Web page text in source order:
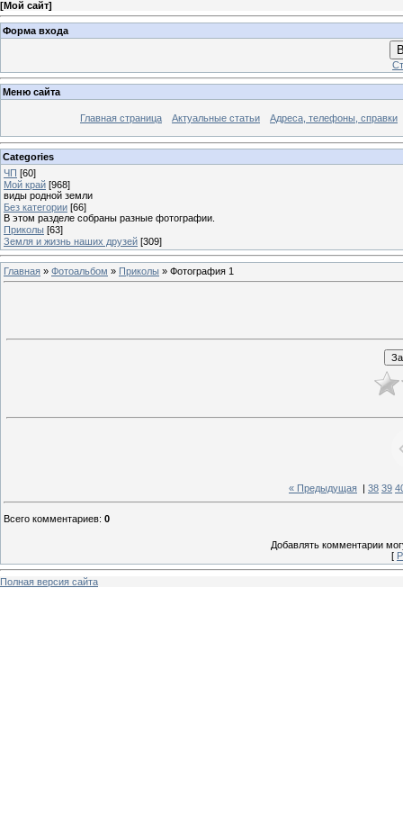
[Мой сайт]
Форма входа
Меню сайта
Главная страница Актуальные статьи Адреса, телефоны, справки
Categories
ЧП [60]
Мой край [968]
виды родной земли
Без категории [66]
В этом разделе собраны разные фотографии.
Приколы [63]
Земля и жизнь наших друзей [309]
Главная » Фотоальбом » Приколы » Фотография 1
« Предыдущая 38 39
Всего комментариев: 0
Добавлять комментарии
[
Полная версия сайта